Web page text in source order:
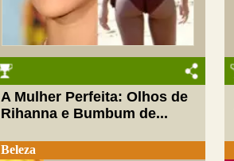
A Mulher Perfeita: Olhos de
Rihanna e Bumbum de...
Beleza